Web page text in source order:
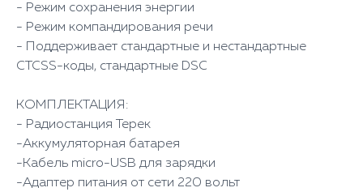
- Режим сохранения энергии
- Режим компандирования речи
- Поддерживает стандартные и нестандартные
CTCSS-коды, стандартные DSC
КОМПЛЕКТАЦИЯ:
- Радиостанция Терек
-Аккумуляторная батарея
-Кабель micro-USB для зарядки
-Адаптер питания от сети 220 вольт